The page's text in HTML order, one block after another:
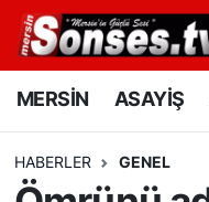
MERSİN ASAYİŞ
HABERLER GENEL
MERSİN
SPOR
Mersin Nöbetçi
Mersin Namaz